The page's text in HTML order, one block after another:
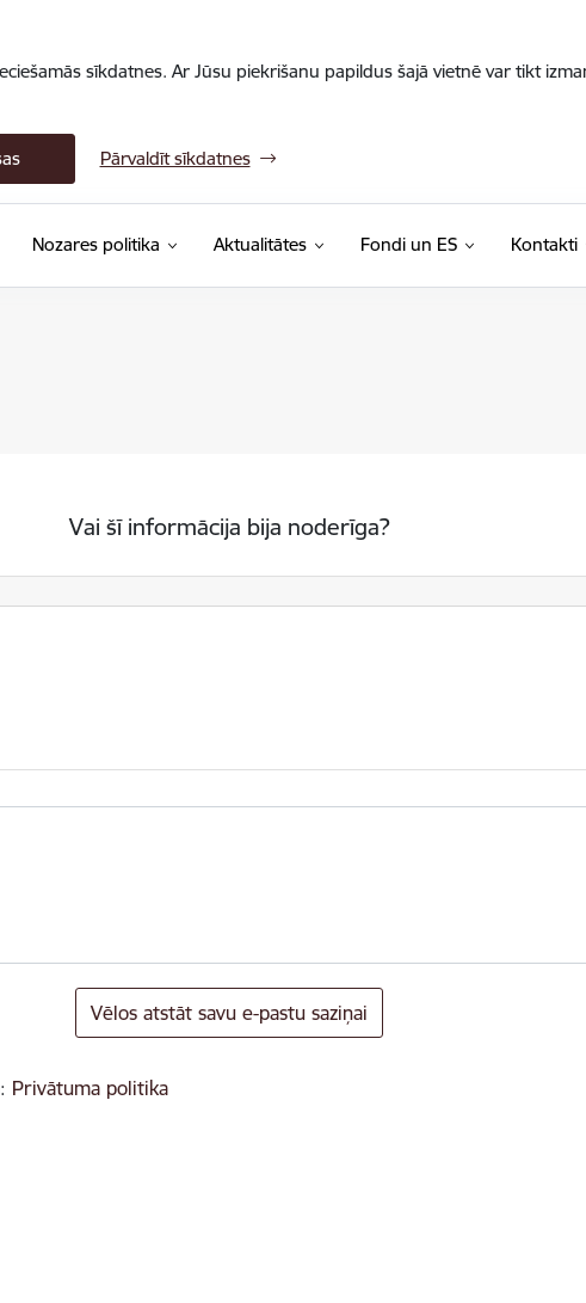
sīkdatnes. Ar Jūsu piekrišanu papildus šajā vietnē var tikt
Pārvaldīt sīkdatnes
Nozares politika Aktualitātes Fondi un ES Kontakti
Vai šī informācija bija noderīga?
Vēlos atstāt savu e-pastu saziņai
Privātuma politika